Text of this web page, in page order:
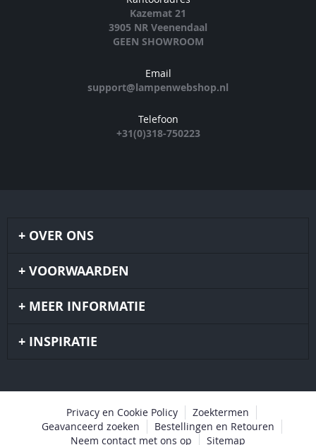
Kazemat 21
3905 NR Veenendaal
GEEN SHOWROOM
Email
support@lampenwebshop.nl
Telefoon
+31(0)318-750223
OVER ONS
VOORWAARDEN
MEER INFORMATIE
INSPIRATIE
Privacy en Cookie Policy
Zoektermen
Geavanceerd zoeken
Bestellingen en Retouren
Neem contact met ons op
Sitemap